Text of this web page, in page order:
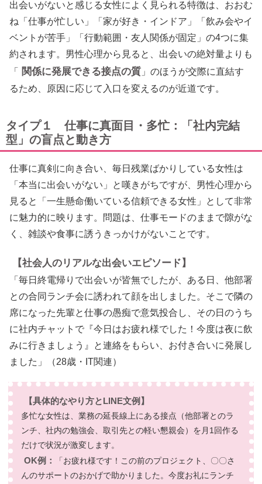
出会いがないと感じる女性によく見られる特徴は、おおむ
ね「仕事が忙しい」「家が好き・インドア」「飲み会やイ
ベントが苦手」「行動範囲・友人関係が固定」の4つに集
約されます。男性心理から見ると、出会いの絶対量よりも
「
関係に発展できる接点の質 」のほうが交際に直結す
るため、原因に応じて入口を変えるのが近道です。
タイプ１ 仕事に真面目・多忙：「社内完結
型」の盲点と動き方
仕事に真剣に向き合い、毎日残業ばかりしている女性は
「本当に出会いがない」と嘆きがちですが、男性心理から
見ると「一生懸命働いている信頼できる女性」として非常
に魅力的に映ります。問題は、仕事モードのままで隙がな
く、雑談や食事に誘うきっかけがないことです。
【社会人のリアルな出会いエピソード】
「毎日終電帰りで出会いが皆無でしたが、ある日、他部署
との合同ランチ会に誘われて顔を出しました。そこで隣の
席になった先輩と仕事の愚痴で意気投合し、その日のうち
に社内チャットで『今日はお疲れ様でした！今度は夜に飲
みに行きましょう』と連絡をもらい、お付き合いに発展し
ました」（28歳・IT関連）
【具体的なやり方とLINE文例】
多忙な女性は、業務の延長線上にある接点（他部署とのラ
ンチ、社内の勉強会、取引先との軽い懇親会）を月1回作る
だけで状況が激変します。
OK例：
「お疲れ様です！この前のプロジェクト、〇〇さ
んのサポートのおかげで助かりました。今度お礼にランチ